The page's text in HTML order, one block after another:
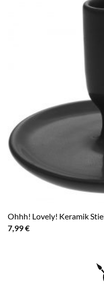
Ohhh! Lovely! Keramik
7,99€